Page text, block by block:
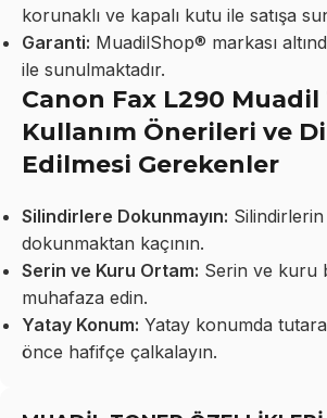
korunaklı ve kapalı kutu ile satışa
Garanti: MuadilShop® markası
ile sunulmaktadır.
Canon Fax L290 Muadil
Kullanım Önerileri ve
Edilmesi Gerekenler
Silindirlere Dokunmayın:
dokunmaktan kaçının.
Serin ve Kuru Ortam: Serin ve kuru
muhafaza edin.
Yatay Konum: Yatay konumda
önce hafifçe çalkalayın.